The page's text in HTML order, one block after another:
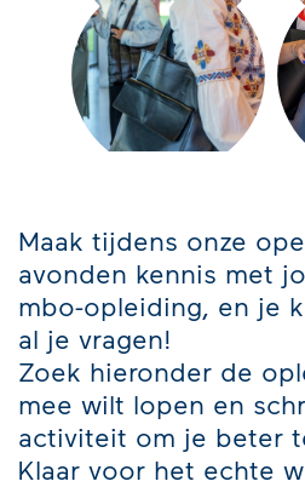
Maak tijdens onze
avonden kennis met
mbo-opleiding, en je
al je vragen!
Zoek hieronder de
mee wilt lopen en
activiteit om je beter
Klaar voor het echte